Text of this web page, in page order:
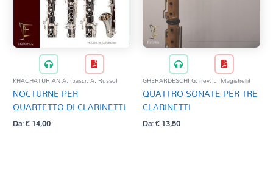
KHACHATURIAN A. (trascr. A. Russo)
NOCTURNE PER
QUARTETTO DI CLARINETTI
Da:€14,00
GHERARDESCHI G. (rev. L. Magistrelli)
QUATTRO SONATE PER TRE
CLARINETTI
Da:€13,50